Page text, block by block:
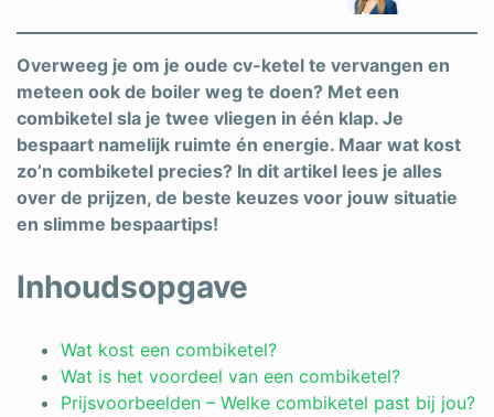
Vochtbestrijding
Warmtepomp
Zonnepanelen
Zonwering
Log in
Overweeg je om je oude cv-ketel te vervangen en
meteen ook de boiler weg te doen? Met een
combiketel sla je twee vliegen in één klap. Je
bespaart namelijk ruimte én energie. Maar wat kost
zo’n combiketel precies? In dit artikel lees je alles
over de prijzen, de beste keuzes voor jouw situatie
en slimme bespaartips!
Inhoudsopgave
Wat kost een combiketel?
Wat is het voordeel van een combiketel?
Prijsvoorbeelden – Welke combiketel past bij jou?